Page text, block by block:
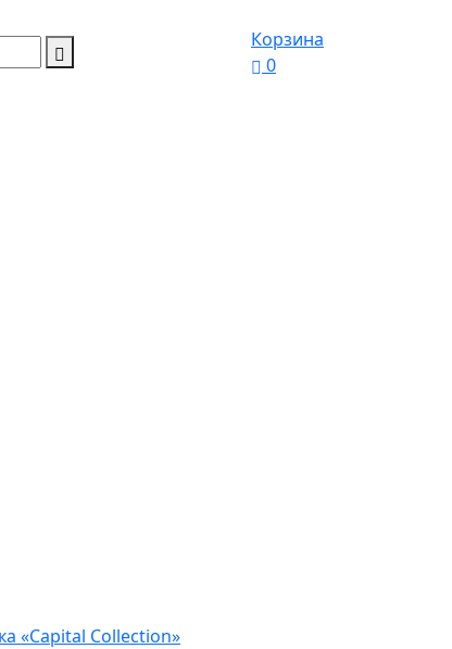
Корзина
0
«Capital Collection»